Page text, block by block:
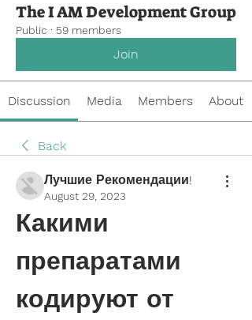
The I AM Development Group
Public · 59 members
Join
Discussion Media Members About
Back
Лучшие Рекомендации!
August 29, 2023
Какими
препаратами
кодируют от